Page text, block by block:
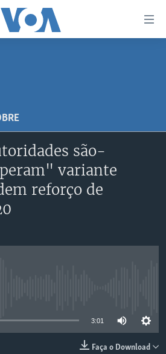
são-
variante
reforço de
3:01
Faça o Download